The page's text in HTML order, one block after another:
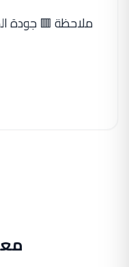
ملاحظة 🟥 جودة